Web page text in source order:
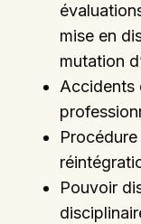
mise en
mutation
Accidents
Pouvoir